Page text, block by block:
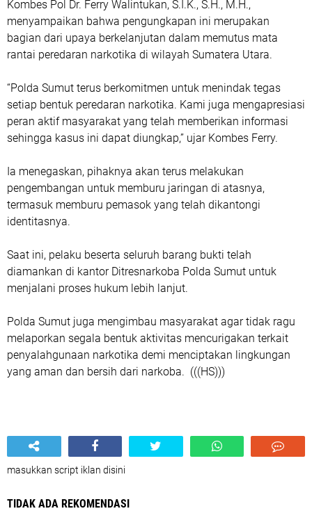
Kombes Pol Dr. Ferry Walintukan, S.I.K., S.H., M.H.,
menyampaikan bahwa pengungkapan ini merupakan
bagian dari upaya berkelanjutan dalam memutus mata
rantai peredaran narkotika di wilayah Sumatera Utara.
“Polda Sumut terus berkomitmen untuk menindak tegas
setiap bentuk peredaran narkotika. Kami juga mengapresiasi
peran aktif masyarakat yang telah memberikan informasi
sehingga kasus ini dapat diungkap,” ujar Kombes Ferry.
Ia menegaskan, pihaknya akan terus melakukan
pengembangan untuk memburu jaringan di atasnya,
termasuk memburu pemasok yang telah dikantongi
identitasnya.
Saat ini, pelaku beserta seluruh barang bukti telah
diamankan di kantor Ditresnarkoba Polda Sumut untuk
menjalani proses hukum lebih lanjut.
Polda Sumut juga mengimbau masyarakat agar tidak ragu
melaporkan segala bentuk aktivitas mencurigakan terkait
penyalahgunaan narkotika demi menciptakan lingkungan
yang aman dan bersih dari narkoba. (((HS)))
masukkan script iklan disini
TIDAK ADA REKOMENDASI